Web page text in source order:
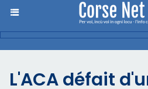
L'ACA défait